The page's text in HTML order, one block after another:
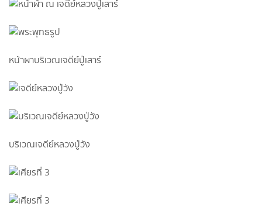
หน้าผาบริเวณเจดีย์ปู่เสาร์
บริเวณเจดีย์หลวงปู่วัง